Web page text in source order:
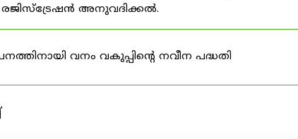
രജിസ്ട്രേഷൻ അനുവദിക്കൽ.
വനം വകുപ്പിന്റെ നവീന പദ്ധതി